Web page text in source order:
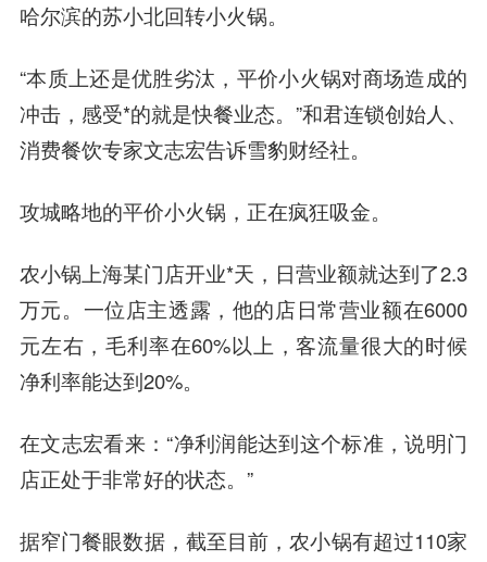
哈尔滨的苏小北回转小火锅。
“本质上还是优胜劣汰，平价小火锅对商场造成的
冲击，感受*的就是快餐业态。”和君连锁创始人、
消费餐饮专家文志宏告诉雪豹财经社。
攻城略地的平价小火锅，正在疯狂吸金。
农小锅上海某门店开业*天，日营业额就达到了2.3
万元。一位店主透露，他的店日常营业额在6000
元左右，毛利率在60%以上，客流量很大的时候
净利率能达到20%。
在文志宏看来：“净利润能达到这个标准，说明门
店正处于非常好的状态。”
据窄门餐眼数据，截至目前，农小锅有超过110家